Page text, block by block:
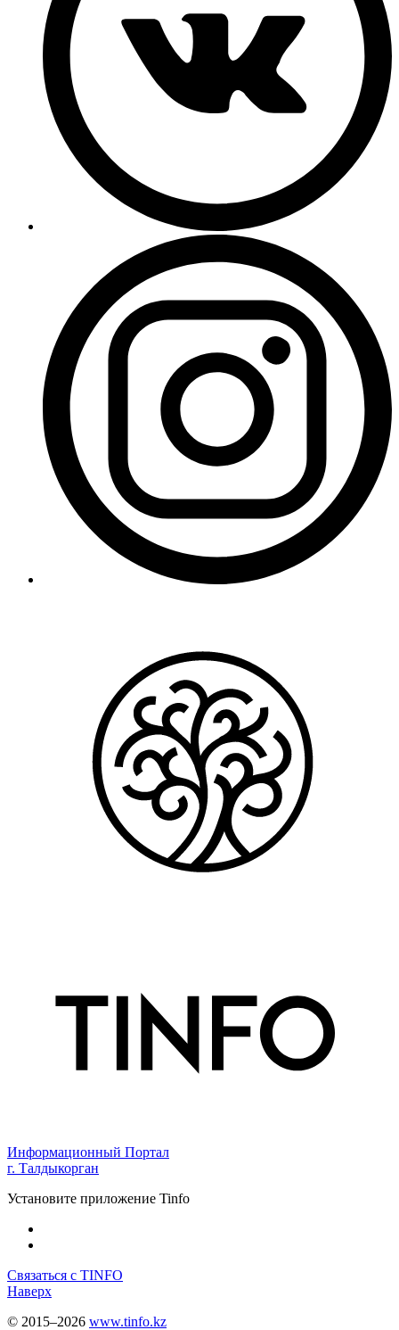
Информационный Портал
г. Талдыкорган
Установите приложение Tinfo
Связаться с TINFO
Наверх
© 2015–2026 www.tinfo.kz